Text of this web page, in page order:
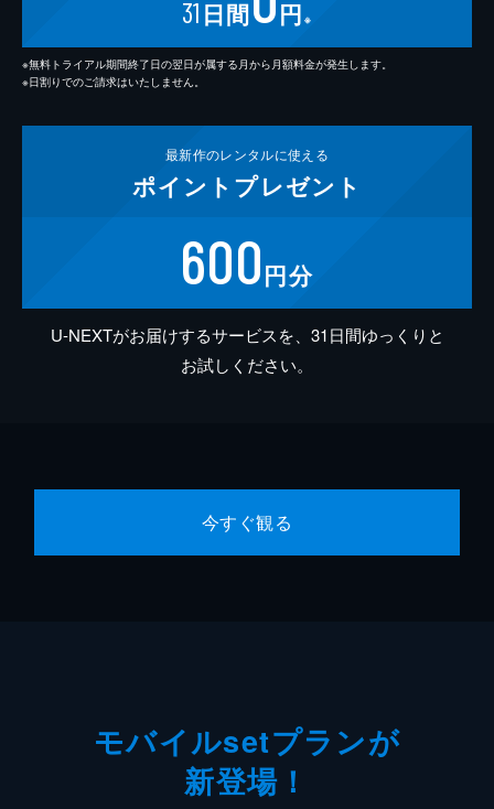
31 日間 円 ※
※無料トライアル期間終了日の翌日が属する月から月額料金が発生します。
※日割りでのご請求はいたしません。
最新作のレンタルに使える
ポイント プレゼント
600円分
U-NEXTがお届けするサービスを、31日間ゆっくりと
お試しください。
今すぐ観る
モバイルsetプランが
新登場！